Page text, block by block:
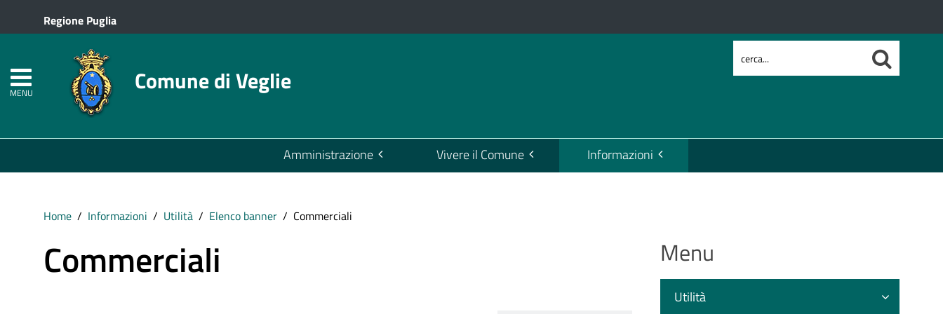
Regione Puglia
MENU Comune di Veglie
Amministrazione Vivere il Comune Informazioni
Home Informazioni Utilità Elenco banner Commerciali
Commerciali Menu
Utilità